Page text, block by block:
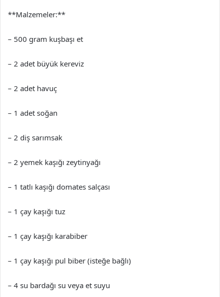
**Malzemeler:**
– 500 gram kuşbaşı et
– 2 adet büyük kereviz
– 2 adet havuç
– 1 adet soğan
– 2 diş sarımsak
– 2 yemek kaşığı zeytinyağı
– 1 tatlı kaşığı domates salçası
– 1 çay kaşığı tuz
– 1 çay kaşığı karabiber
– 1 çay kaşığı pul biber (isteğe bağlı)
– 4 su bardağı su veya et suyu